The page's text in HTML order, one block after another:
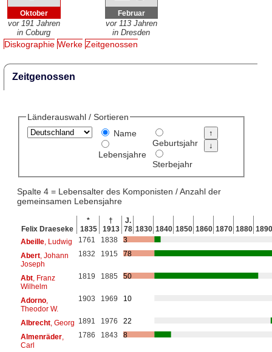
Oktober
vor 191 Jahren
in Coburg
Februar
vor 113 Jahren
in Dresden
Diskographie Werke Zeitgenossen
Zeitgenossen
Länderauswahl / Sortieren
Name
Lebensjahre
Geburtsjahr
Sterbejahr
Spalte 4 = Lebensalter des Komponisten / Anzahl der
gemeinsamen Lebensjahre
Felix Draeseke
*
1835
†
1913
J.
78 1830 1840 1850 1860 1870 1880 1890
Abeille, Ludwig 1761 1838
3
Abert, Johann
Joseph
1832 1915 78
Abt, Franz
Wilhelm
1819 1885 50
Adorno,
Theodor W.
1903 1969 10
Albrecht, Georg 1891 1976
22
Almenräder,
Carl
1786 1843 8